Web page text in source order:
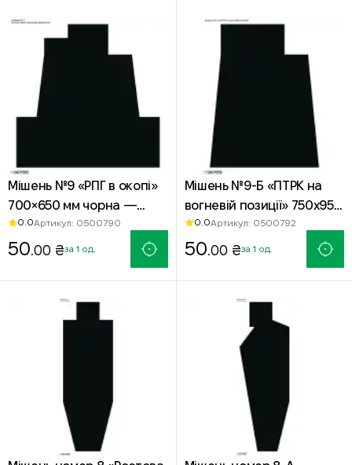
Мішень №9 «РПГ в окопі»
700×650 мм чорна —
офсетний папір
0.0Артикул: 0500790
50 .00 ₴за 1 од.
Мішень №9-Б «ПТРК на
вогневій позиції» 750х950
мм чорна — офсетний
папір
0.0Артикул: 0500792
50 .00 ₴за 1 од.